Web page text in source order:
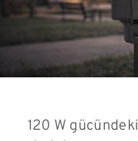
120 W